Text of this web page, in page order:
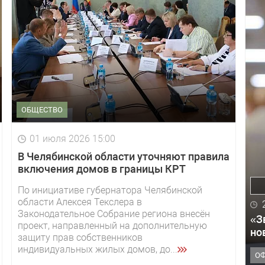
ОБЩЕСТВО
01 июля 2026 15:00
В Челябинской области уточняют правила
включения домов в границы КРТ
По инициативе губернатора Челябинской
области Алексея Текслера в
Законодательное Собрание региона внесён
проект, направленный на дополнительную
защиту прав собственников
индивидуальных жилых домов, до...